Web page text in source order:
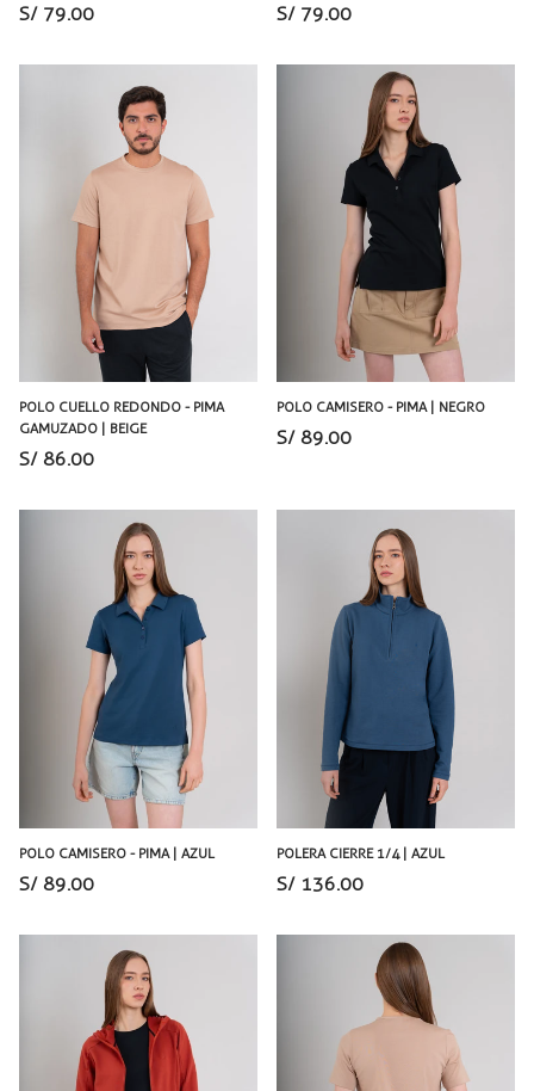
S/ 79.00 S/ 79.00
POLO CUELLO REDONDO - PIMA
GAMUZADO | BEIGE
S/ 86.00
POLO CAMISERO - PIMA | NEGRO
S/ 89.00
POLO CAMISERO - PIMA | AZUL
S/ 89.00
POLERA CIERRE 1/4 | AZUL
S/ 136.00